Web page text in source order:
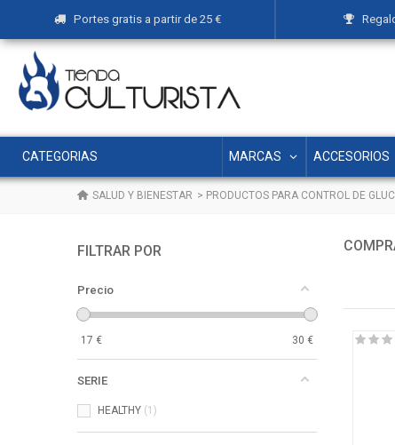
Portes gratis a partir de 25 €
CATEGORIAS MARCAS ACCESORIOS
SALUD Y BIENESTAR > PRODUCTOS PARA CONTROL DE
FILTRAR POR
Precio
17 € 30 €
SERIE
HEALTHY 1